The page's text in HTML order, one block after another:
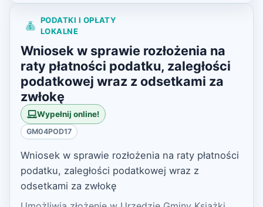
PODATKI I OPŁATY
LOKALNE
Wniosek w sprawie rozłożenia na
raty płatności podatku, zaległości
podatkowej wraz z odsetkami za
zwłokę
Wypełnij online!
GM04POD17
Wniosek w sprawie rozłożenia na raty płatności
podatku, zaległości podatkowej wraz z
odsetkami za zwłokę